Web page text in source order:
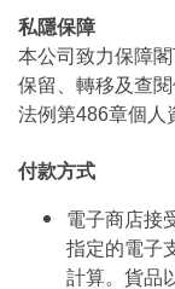
私隱保障
本公司致力保障
保留、轉移及查
法例第486章個人
付款方式
電子商店接
指定的電子
計算。貨品